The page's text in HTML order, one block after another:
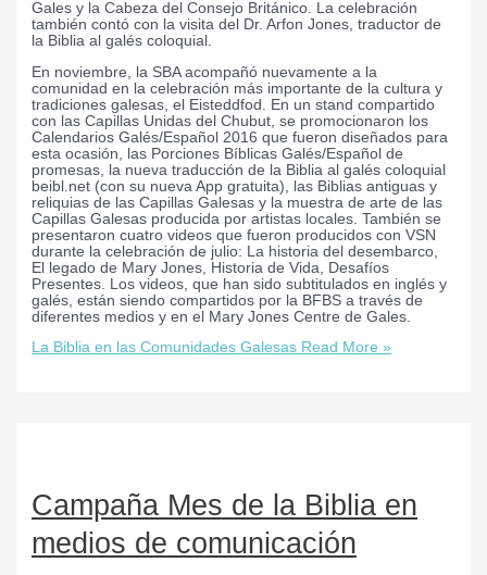
Gales y la Cabeza del Consejo Británico. La celebración
también contó con la visita del Dr. Arfon Jones, traductor de
la Biblia al galés coloquial.
En noviembre, la SBA acompañó nuevamente a la
comunidad en la celebración más importante de la cultura y
tradiciones galesas, el Eisteddfod. En un stand compartido
con las Capillas Unidas del Chubut, se promocionaron los
Calendarios Galés/Español 2016 que fueron diseñados para
esta ocasión, las Porciones Bíblicas Galés/Español de
promesas, la nueva traducción de la Biblia al galés coloquial
beibl.net (con su nueva App gratuita), las Biblias antiguas y
reliquias de las Capillas Galesas y la muestra de arte de las
Capillas Galesas producida por artistas locales. También se
presentaron cuatro videos que fueron producidos con VSN
durante la celebración de julio: La historia del desembarco,
El legado de Mary Jones, Historia de Vida, Desafíos
Presentes. Los videos, que han sido subtitulados en inglés y
galés, están siendo compartidos por la BFBS a través de
diferentes medios y en el Mary Jones Centre de Gales.
La Biblia en las Comunidades Galesas Read More »
Campaña Mes de la Biblia en
medios de comunicación